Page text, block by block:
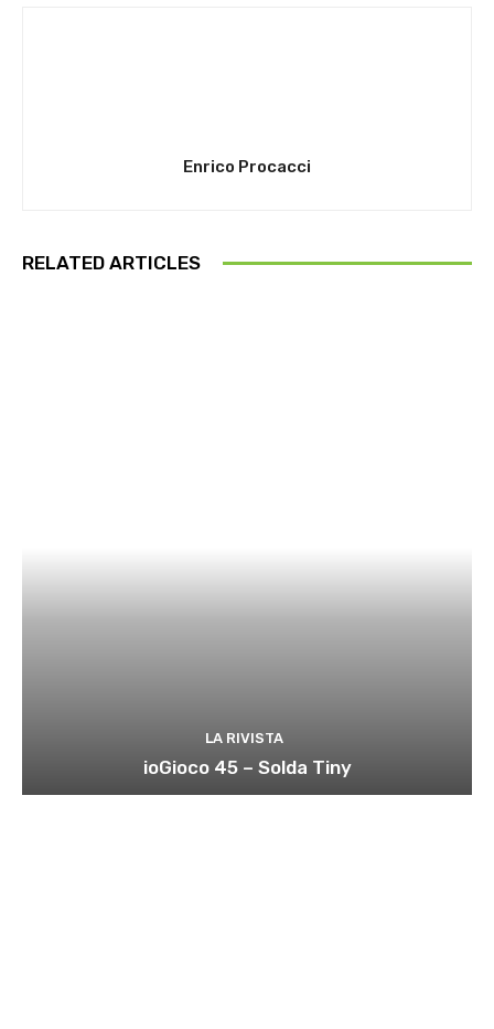
Enrico Procacci
RELATED ARTICLES
LA RIVISTA
ioGioco 45 – Solda Tiny